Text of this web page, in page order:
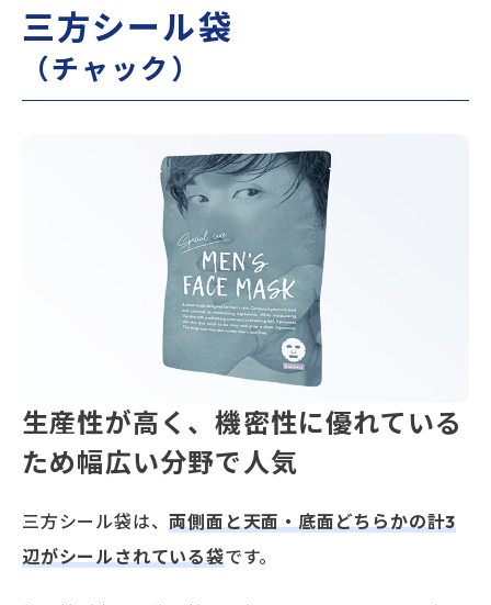
三方シール袋
（チャック）
生産性が高く、機密性に優れている
ため幅広い分野で人気
三方シール袋は、両側面と天面・底面どちらかの計3
辺がシールされている袋です。